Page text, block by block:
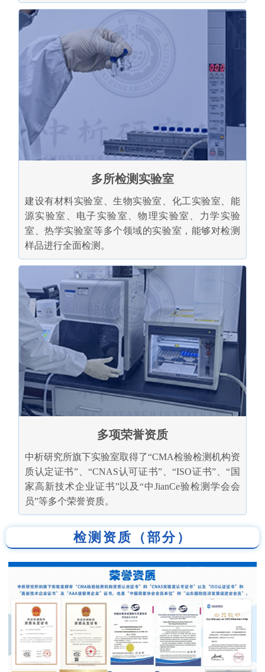
多所检测实验室
建设有材料实验室、生物实验室、化工实验室、能
源实验室、电子实验室、物理实验室、力学实验
室、热学实验室等多个领域的实验室，能够对检测
样品进行全面检测。
多项荣誉资质
中析研究所旗下实验室取得了“CMA检验检测机构资
质认定证书”、“CNAS认可证书”、“ISO证书”、“国
家高新技术企业证书”以及“中JianCe验检测学会会
员”等多个荣誉资质。
检测资质（部分）